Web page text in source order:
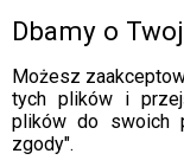
WARTO WIEDZIEĆ
WARTO WIEDZIEĆ
Dbamy o
Możesz
tych plików i
plików do swoich
zgody".